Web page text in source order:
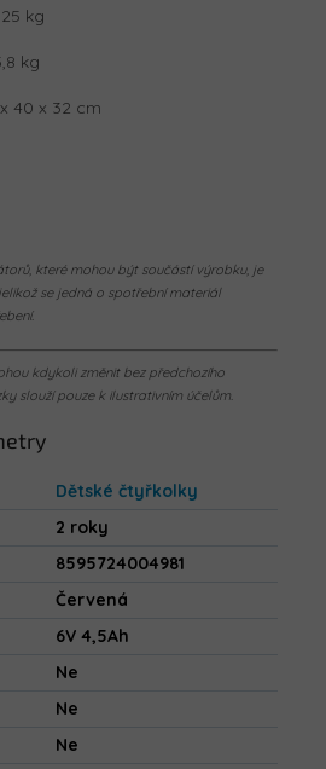
kg
kg
40 x 32 cm
které mohou být součástí výrobku, je
se jedná o spotřební materiál
kdykoli změnit bez předchozího
slouží pouze k ilustrativním účelům.
Dětské čtyřkolky
2 roky
8595724004981
Červená
6V 4,5Ah
Ne
Ne
Ne